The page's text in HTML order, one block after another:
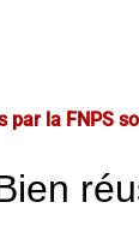
par la FNPS